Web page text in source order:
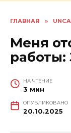
ГЛАВНАЯ »
Меня
работы:
НА ЧТЕНИЕ
3 мин
ОПУБЛИКОВАНО
20.10.2025